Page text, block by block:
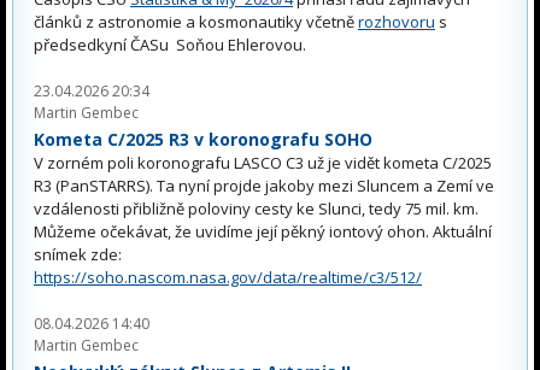
článků z astronomie a kosmonautiky včetněrozhovoru s
předsedkyní ČASu Soňou Ehlerovou.
23.04.2026 20:34
Martin Gembec
Kometa C/2025 R3 v koronografu SOHO
V zorném poli koronografu LASCO C3 už je vidět kometa C/2025
R3 (PanSTARRS). Ta nyní projde jakoby mezi Sluncem a Zemí ve
vzdálenosti přibližně poloviny cesty ke Slunci, tedy 75 mil. km.
Můžeme očekávat, že uvidíme její pěkný iontový ohon. Aktuální
snímek zde:
https://soho.nascom.nasa.gov/data/realtime/c3/512/
08.04.2026 14:40
Martin Gembec